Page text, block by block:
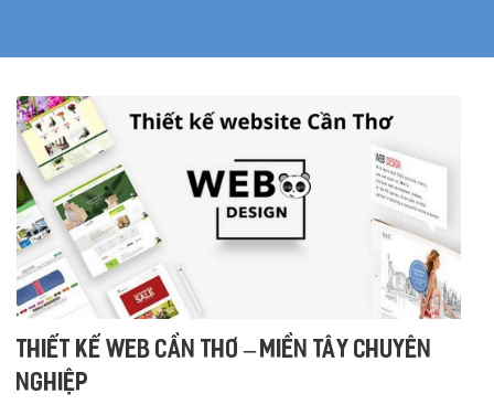
Thiết kế web Cần Thơ – Miền Tây chuyên
nghiệp